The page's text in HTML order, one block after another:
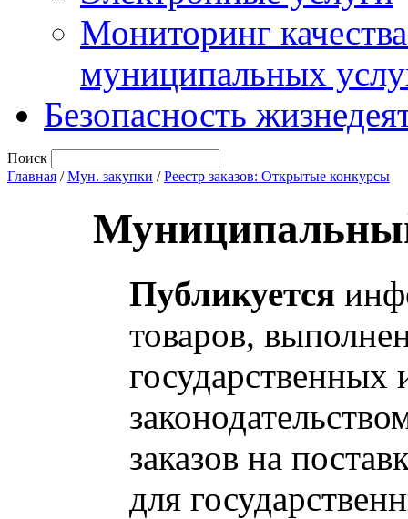
Мониторинг
муниципальных
Безопасность
Поиск
Главная /Мун. закупки /Реестр заказов: Открытые конкурсы
Публикуется
товаров,
заказов на
для